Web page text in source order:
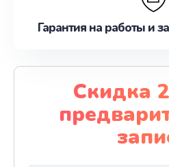
Гарантия на работы и
Скидка